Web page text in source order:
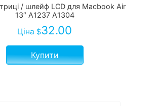
/ шлейф LCD для Macbook Air
13″ A1237 A1304
Ціна $32.00
Купити